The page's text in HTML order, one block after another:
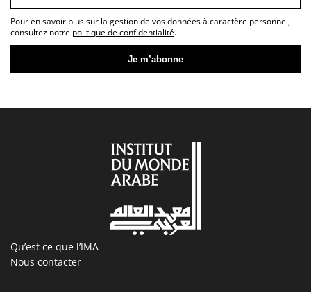
Pour en savoir plus sur la gestion de vos données à caractère personnel,
consultez notre politique de confidentialité.
Qu’est ce que l’IMA
Nous contacter